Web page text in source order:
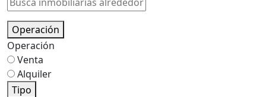
Operación
Operación
Venta
Alquiler
Tipo